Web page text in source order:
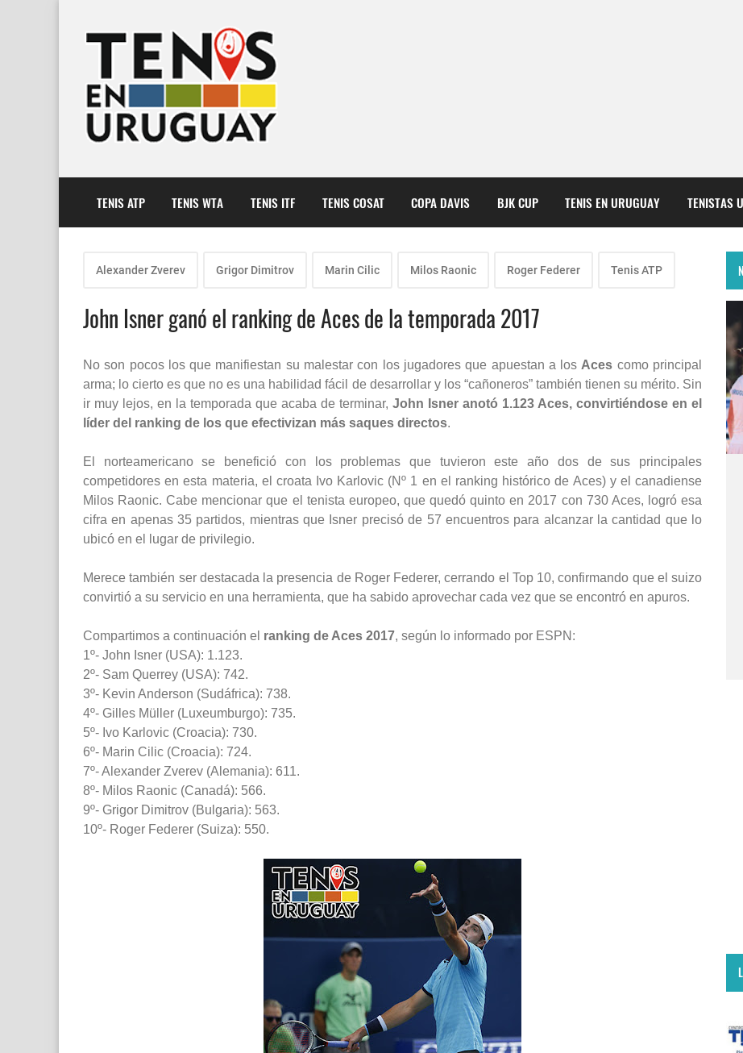
TENIS ATP TENIS WTA TENIS ITF TENIS COSAT COPA DAVIS BJK CUP TENIS EN URUGUAY TENISTAS
Alexander Zverev Grigor Dimitrov Marin Cilic Milos Raonic Roger Federer Tenis ATP
John Isner ganó el ranking de Aces de la temporada 2017
No son pocos los que manifiestan su malestar con los jugadores que apuestan a los Aces como principal
arma; lo cierto es que no es una habilidad fácil de desarrollar y los “cañoneros” también tienen su mérito. Sin
ir muy lejos, en la temporada que acaba de terminar, John Isner anotó 1.123 Aces, convirtiéndose en el
líder del ranking de los que efectivizan más saques directos.
El norteamericano se benefició con los problemas que tuvieron este año dos de sus principales
competidores en esta materia, el croata Ivo Karlovic (Nº 1 en el ranking histórico de Aces) y el canadiense
Milos Raonic. Cabe mencionar que el tenista europeo, que quedó quinto en 2017 con 730 Aces, logró esa
cifra en apenas 35 partidos, mientras que Isner precisó de 57 encuentros para alcanzar la cantidad que lo
ubicó en el lugar de privilegio.
Merece también ser destacada la presencia de Roger Federer, cerrando el Top 10, confirmando que el suizo
convirtió a su servicio en una herramienta, que ha sabido aprovechar cada vez que se encontró en apuros.
Compartimos a continuación el ranking de Aces 2017, según lo informado por ESPN:
1º- John Isner (USA): 1.123.
2º- Sam Querrey (USA): 742.
3º- Kevin Anderson (Sudáfrica): 738.
4º- Gilles Müller (Luxeumburgo): 735.
5º- Ivo Karlovic (Croacia): 730.
6º- Marin Cilic (Croacia): 724.
7º- Alexander Zverev (Alemania): 611.
8º- Milos Raonic (Canadá): 566.
9º- Grigor Dimitrov (Bulgaria): 563.
10º- Roger Federer (Suiza): 550.